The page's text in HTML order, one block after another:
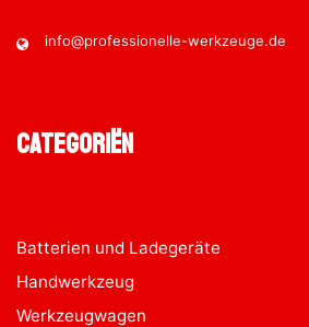
info@professionelle-werkzeuge.de
Categoriën
Batterien und Ladegeräte
Handwerkzeug
Werkzeugwagen